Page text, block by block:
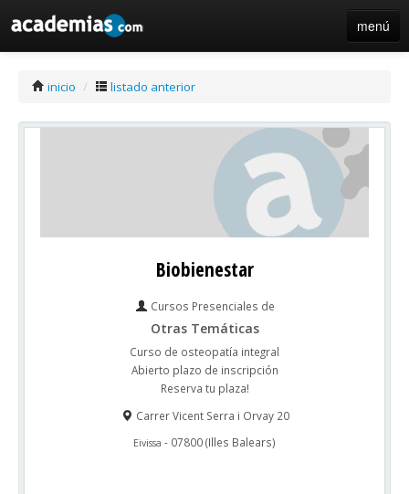
menú
inicio / listado anterior
Biobienestar
Cursos Presenciales de
Otras Temáticas
Curso de osteopatía integral
Abierto plazo de inscripción
Reserva tu plaza!
Carrer Vicent Serra i Orvay 20
Eivissa - 07800(Illes Balears)